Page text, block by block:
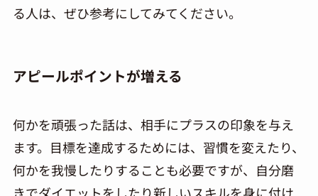
る人は、ぜひ参考にしてみてください。
アピールポイントが増える
何かを頑張った話は、相手にプラスの印象を与え
ます。目標を達成するためには、習慣を変えたり、
何かを我慢したりすることも必要ですが、自分磨